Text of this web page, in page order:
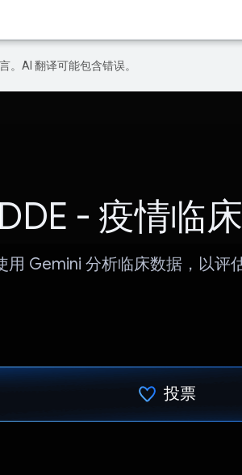
。AI 翻译可能包含错误。
- 疫情临
用 Gemini 分析临床数据，以评
投票